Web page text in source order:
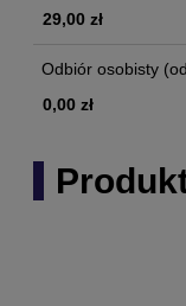
29,00 zł
Odbiór osobisty
0,00 zł